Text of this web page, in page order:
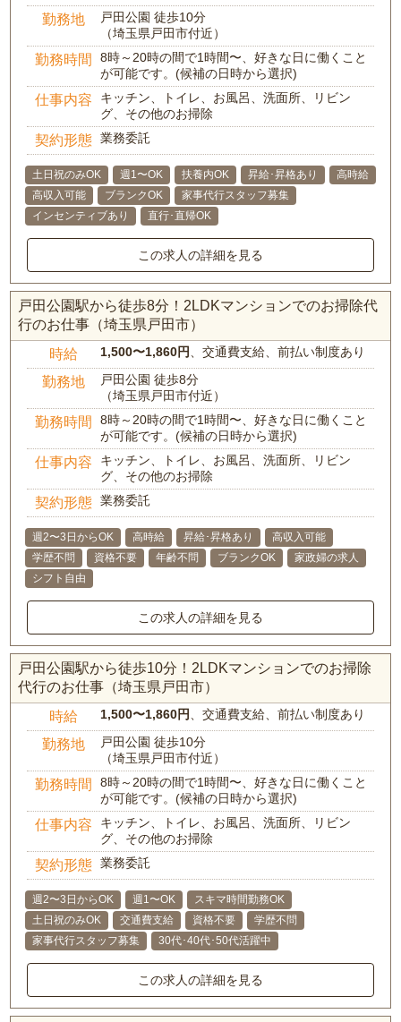
勤務地
戸田公園 徒歩10分
（埼玉県戸田市付近）
勤務時間
8時～20時の間で1時間〜、好きな日に働くこと
が可能です。(候補の日時から選択)
仕事内容
キッチン、トイレ、お風呂、洗面所、リビン
グ、その他のお掃除
契約形態 業務委託
土日祝のみOK 週1〜OK 扶養内OK 昇給･昇格あり
高時給
高収入可能
ブランクOK
家事代行スタッフ募集
インセンティブあり
直行･直帰OK
この求人の詳細を見る
戸田公園駅から徒歩8分！2LDKマンションでのお掃除代
行のお仕事（埼玉県戸田市）
時給 1,500〜1,860円 、交通費支給、前払い制度あり
勤務地
戸田公園 徒歩8分
（埼玉県戸田市付近）
勤務時間
8時～20時の間で1時間〜、好きな日に働くこと
が可能です。(候補の日時から選択)
仕事内容
キッチン、トイレ、お風呂、洗面所、リビン
グ、その他のお掃除
契約形態 業務委託
週2〜3日からOK 高時給 昇給･昇格あり
高収入可能
学歴不問
資格不要 年齢不問 ブランクOK
家政婦の求人
シフト自由
この求人の詳細を見る
戸田公園駅から徒歩10分！2LDKマンションでのお掃除
代行のお仕事（埼玉県戸田市）
時給 1,500〜1,860円 、交通費支給、前払い制度あり
勤務地
戸田公園 徒歩10分
（埼玉県戸田市付近）
勤務時間
8時～20時の間で1時間〜、好きな日に働くこと
が可能です。(候補の日時から選択)
仕事内容
キッチン、トイレ、お風呂、洗面所、リビン
グ、その他のお掃除
契約形態 業務委託
週2〜3日からOK 週1〜OK
スキマ時間勤務OK
土日祝のみOK
交通費支給 資格不要
学歴不問
家事代行スタッフ募集
30代･40代･50代活躍中
この求人の詳細を見る